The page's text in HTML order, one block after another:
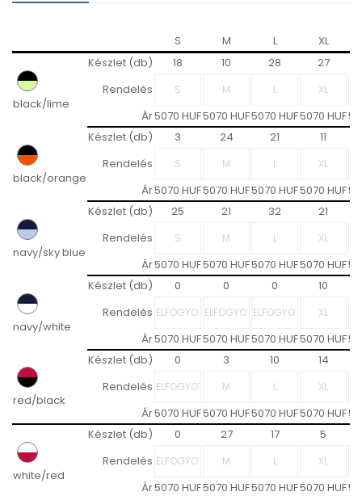
S M L XL
black/lime
Készlet (db) 18 10 28
27
Rendelés
Ár5070 HUF5070 HUF5070 HUF5070 HUF
black/orange
Készlet (db) 3 24 21
11
Rendelés
Ár5070 HUF5070 HUF5070 HUF5070 HUF
navy/sky blue
Készlet (db) 25 21 32
21
Rendelés
Ár5070 HUF5070 HUF5070 HUF5070 HUF
navy/white
Készlet (db) 0 0 0
10
Rendelés
Ár5070 HUF5070 HUF5070 HUF5070 HUF
red/black
Készlet (db) 0 3 10
14
Rendelés
Ár5070 HUF5070 HUF5070 HUF5070 HUF
white/red
Készlet (db) 0 27 17
5
Rendelés
Ár5070 HUF5070 HUF5070 HUF5070 HUF